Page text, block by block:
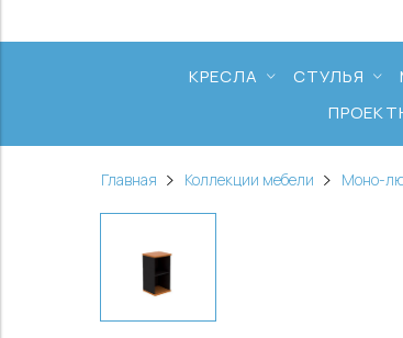
КРЕСЛА СТУЛЬЯ
Главная Коллекции мебели Моно-